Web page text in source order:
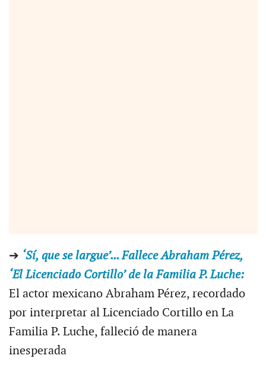
➔ ‘Sí, que se largue’... Fallece Abraham Pérez,
‘El Licenciado Cortillo’ de la Familia P. Luche:
El actor mexicano Abraham Pérez, recordado
por interpretar al Licenciado Cortillo en La
Familia P. Luche, falleció de manera
inesperada